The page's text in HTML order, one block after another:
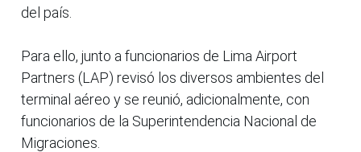
del país.
Para ello, junto a funcionarios de Lima Airport
Partners (LAP) revisó los diversos ambientes del
terminal aéreo y se reunió, adicionalmente, con
funcionarios de la Superintendencia Nacional de
Migraciones.